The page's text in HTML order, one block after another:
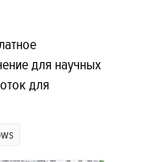
для научных
для